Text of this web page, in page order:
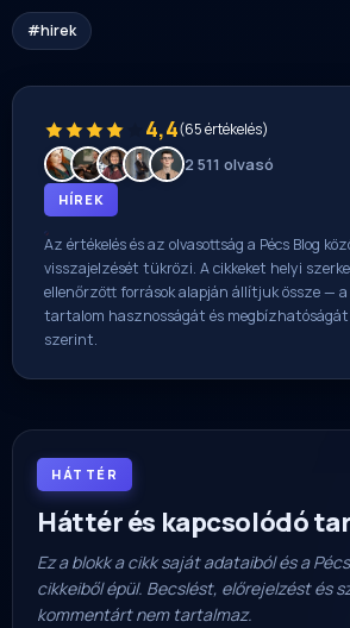
#hirek
4,4(65 értékelés)
2 511 olvasó
HÍREK
Az értékelés és az olvasottság a Pécs Blog
visszajelzését tükrözi. A cikkeket helyi
ellenőrzött források alapján állítjuk össze —
tartalom hasznosságát és megbízhatóságát
szerint.
HÁTTÉR
Háttér és kapcsolódó
Ez a blokk a cikk saját adataiból és a
cikkeiből épül. Becslést, előrejelzést és
kommentárt nem tartalmaz.